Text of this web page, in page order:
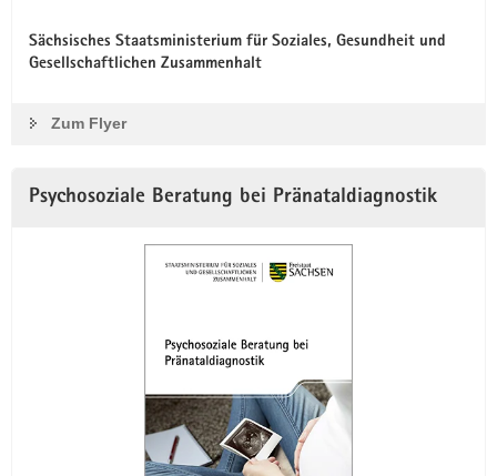
Sächsisches Staatsministerium für Soziales, Gesundheit und
Gesellschaftlichen Zusammenhalt
Zum Flyer
Psychosoziale Beratung bei Pränataldiagnostik